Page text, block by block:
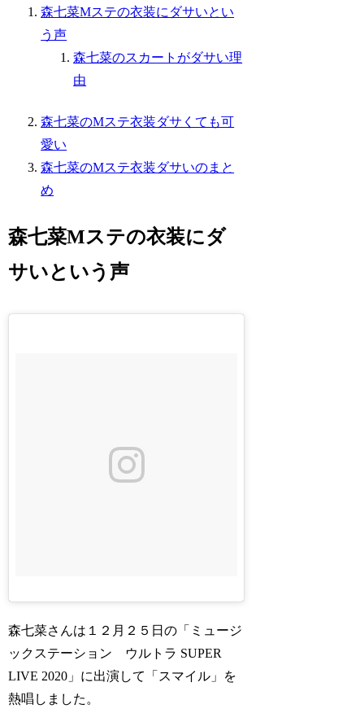
森七菜Mステの衣装にダサいとい
う声
森七菜のスカートがダサい理
由
森七菜のMステ衣装ダサくても可
愛い
森七菜のMステ衣装ダサいのまと
め
森七菜Mステの衣装にダ
サいという声
森七菜さんは１２月２５日の「ミュージ
ックステーション ウルトラ SUPER
LIVE 2020」に出演して「スマイル」を
熱唱しました。